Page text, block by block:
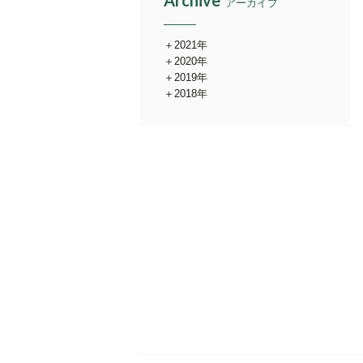
アーカイブ
2021年
2020年
2019年
2018年